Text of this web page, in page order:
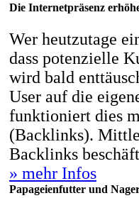
Die Internetpräsenz
Wer heutzutage
dass potenzielle
wird bald
User auf die
funktioniert dies
(Backlinks).
Backlinks
» mehr Infos
Papageienfutter und